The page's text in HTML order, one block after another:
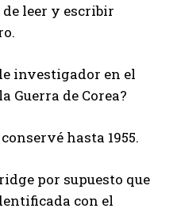
leer y escribir
investigador en el
Guerra de Corea?
hasta 1955.
por supuesto que
con el